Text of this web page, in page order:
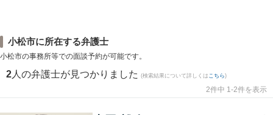
小松市に所在する弁護士
小松市の事務所等での面談予約が可能です。
2 人の弁護士が見つかりました (検索結果について詳しくは こちら)
2件中 1-2件を表示